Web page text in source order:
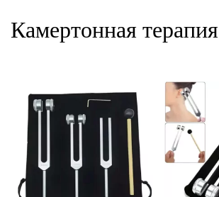
Камертонная терапия